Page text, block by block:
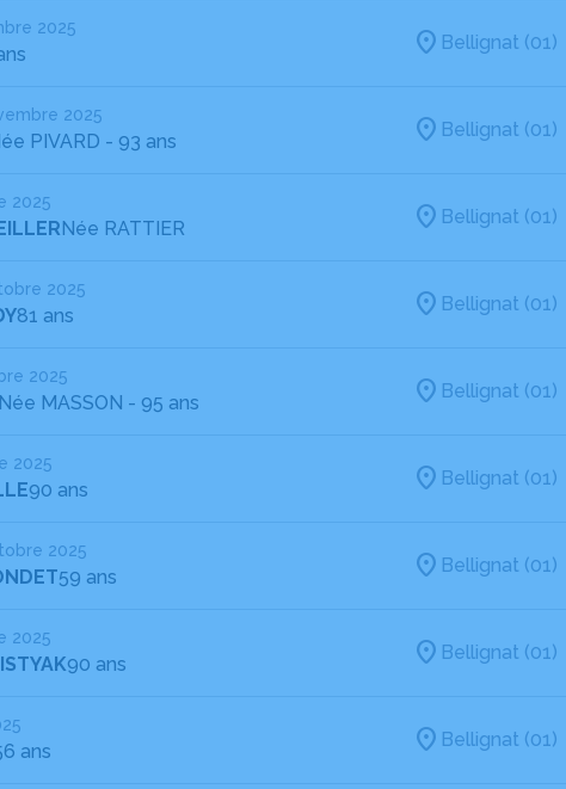
2025
Bellignat (01)
2025
PIVARD - 93 ans
Bellignat (01)
2025
Née RATTIER
Bellignat (01)
2025
81 ans
Bellignat (01)
2025
Née MASSON - 95 ans
Bellignat (01)
2025
90 ans
Bellignat (01)
2025
59 ans
Bellignat (01)
2025
90 ans
Bellignat (01)
ans
Bellignat (01)